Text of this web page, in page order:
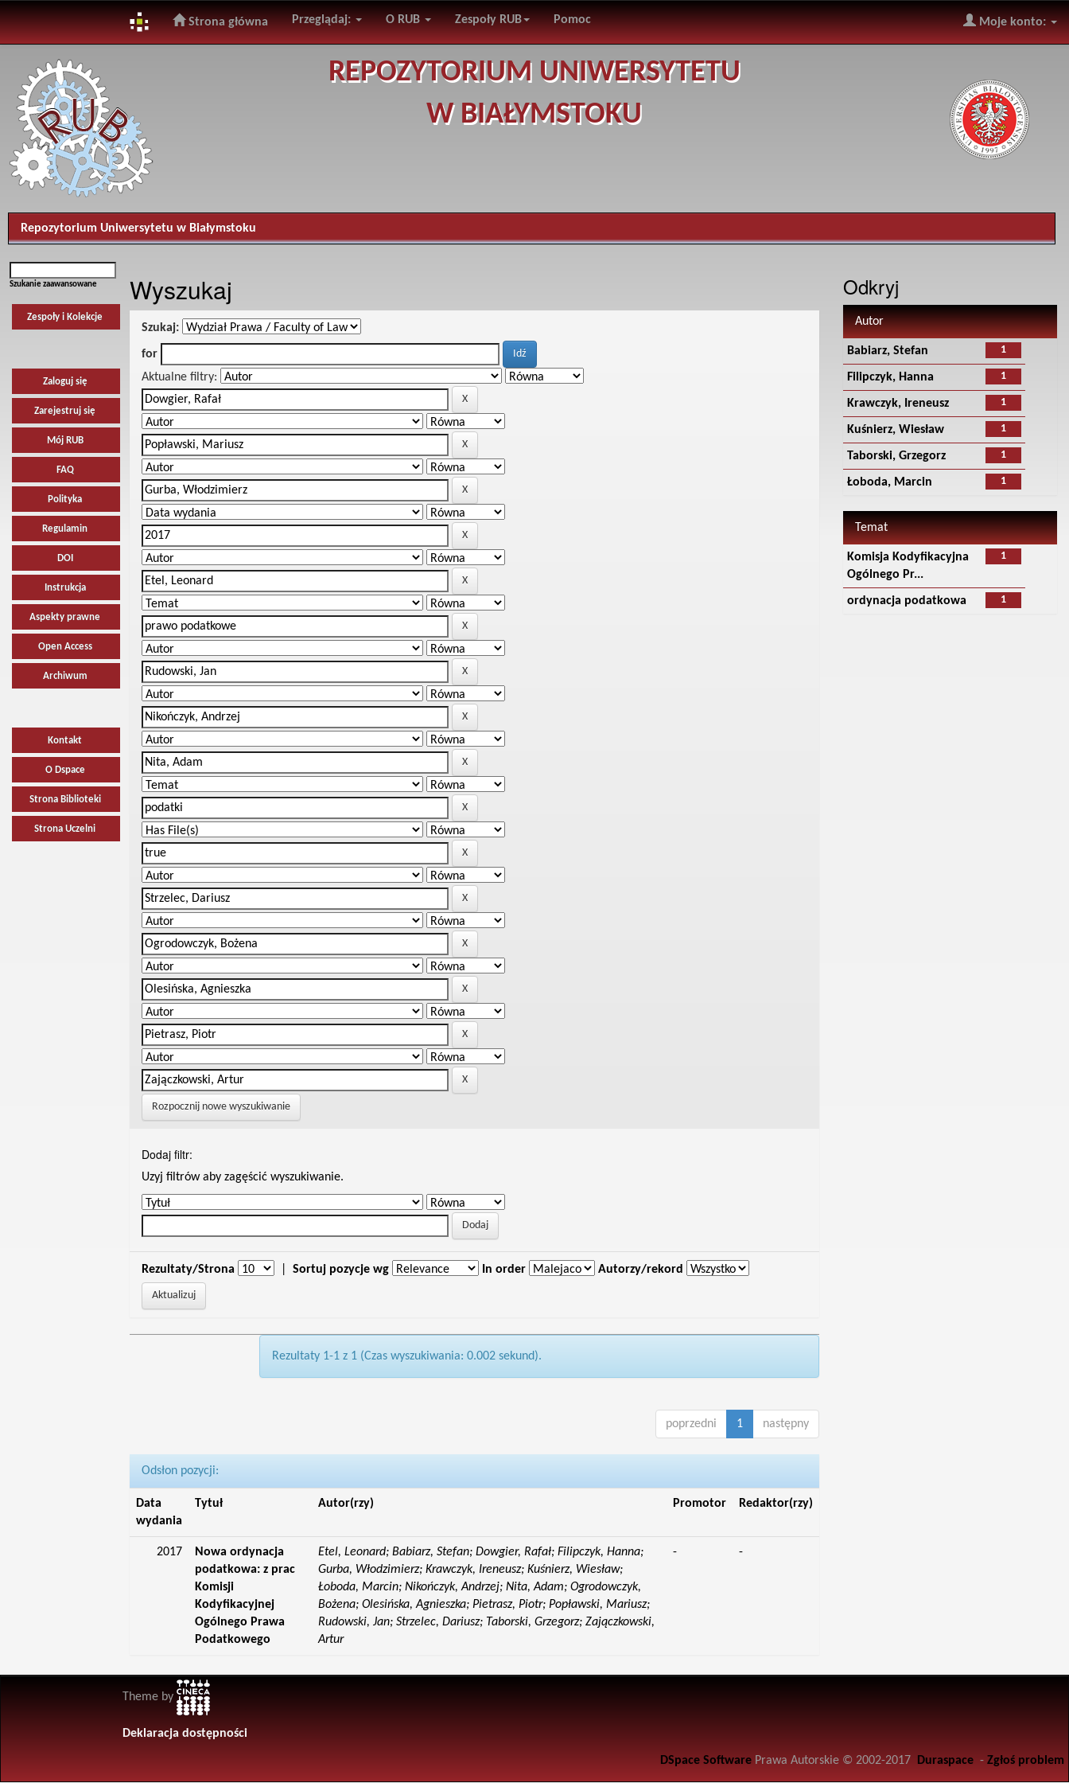
navigation
Strona główna Przeglądaj: O RUB Zespoły RUB Pomoc Moje konto:
REPOZYTORIUM UNIWERSYTETU
W BIAŁYMSTOKU
Repozytorium Uniwersytetu w Białymstoku
Szukanie zaawansowane
Zespoły i Kolekcje
Zaloguj się
Zarejestruj się
Mój RUB
FAQ
Polityka
Regulamin
DOI
Instrukcja
Aspekty prawne
Open Access
Archiwum
Kontakt
O Dspace
Strona Biblioteki
Strona Uczelni
Wyszukaj
Szukaj:
for
Aktualne filtry:
Rozpocznij nowe wyszukiwanie
Dodaj filtr:
Uzyj filtrów aby zagęścić wyszukiwanie.
Rezultaty/Strona Sortuj pozycje wg In order Autorzy/rekord
Rezultaty 1-1 z 1 (Czas wyszukiwania: 0.002 sekund).
poprzedni 1 następny
Odsłon pozycji:
Data
wydania
Tytuł Autor(rzy) Promotor Redaktor(rzy)
2017
Nowa ordynacja
podatkowa: z prac
Komisji
Kodyfikacyjnej
Ogólnego Prawa
Podatkowego
Etel, Leonard; Babiarz, Stefan; Dowgier, Rafał; Filipczyk, Hanna;
Gurba, Włodzimierz; Krawczyk, Ireneusz; Kuśnierz, Wiesław;
Łoboda, Marcin; Nikończyk, Andrzej; Nita, Adam; Ogrodowczyk,
Bożena; Olesińska, Agnieszka; Pietrasz, Piotr; Popławski, Mariusz;
Rudowski, Jan; Strzelec, Dariusz; Taborski, Grzegorz; Zajączkowski,
Artur
- -
Odkryj
Autor
1
Babiarz, Stefan
1
Filipczyk, Hanna
1
Krawczyk, Ireneusz
1
Kuśnierz, Wiesław
1
Taborski, Grzegorz
1
Łoboda, Marcin
Temat
1
Komisja Kodyfikacyjna
Ogólnego Pr...
1
ordynacja podatkowa
Theme by
Deklaracja dostępności
DSpace Software Prawa Autorskie © 2002-2017 Duraspace - Zgłoś problem